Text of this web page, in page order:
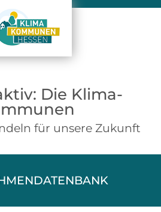
Die Klima-
für unsere Zukunft